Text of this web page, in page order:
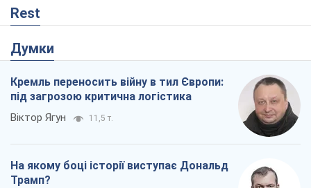
Rest
Думки
Кремль переносить війну в тил Європи:
під загрозою критична логістика
Віктор Ягун 11,5 т.
На якому боці історії виступає Дональд
Трамп?